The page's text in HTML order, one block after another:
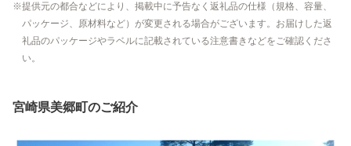
提供元の都合などにより、掲載中に予告なく返礼品の仕様（規格、容量、
パッケージ、原材料など）が変更される場合がございます。お届けした返
礼品のパッケージやラベルに記載されている注意書きなどをご確認くださ
い。
宮崎県美郷町のご紹介